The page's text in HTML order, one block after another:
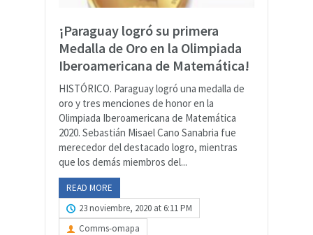
¡Paraguay logró su primera
Medalla de Oro en la Olimpiada
Iberoamericana de Matemática!
HISTÓRICO. Paraguay logró una medalla de
oro y tres menciones de honor en la
Olimpiada Iberoamericana de Matemática
2020.⁣ Sebastián Misael Cano Sanabria fue
merecedor del destacado logro, mientras
que ⁣los demás miembros del...
READ MORE
23 noviembre, 2020 at 6:11 PM
Comms-omapa